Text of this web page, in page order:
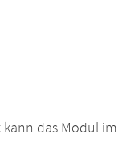
das Modul im